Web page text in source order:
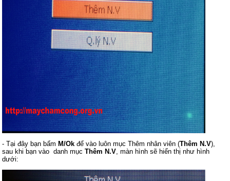
- Tại đây bạn bấm M/Ok để vào luôn mục Thêm nhân viên (Thêm N.V),
sau khi bạn vào danh mụcThêm N.V, màn hình sẽ hiển thị như hình
dưới: